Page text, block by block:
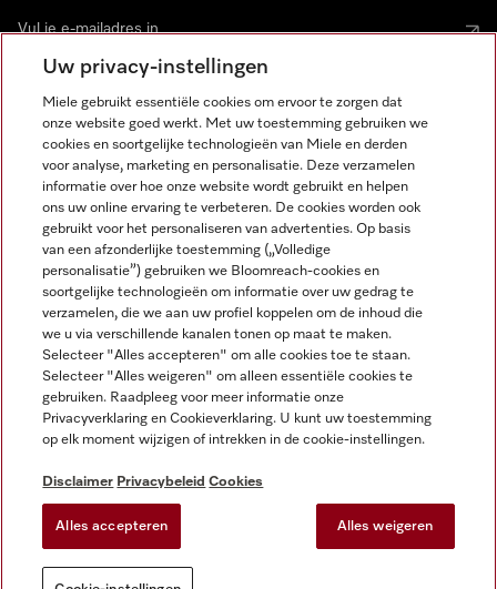
Disclaimer
Algemene voorwaarden en informatie
Privacybeleid
Gebruiksvoorwaarden
Toegankelijkheidsverklaring
Digital Services Act
Cookie-instellingen
Miele op Instagram
Miele op Facebook
Miele op Youtube
Uw privacy-instellingen
Miele gebruikt essentiële cookies om ervoor te zorgen dat
onze website goed werkt. Met uw toestemming gebruiken we
cookies en soortgelijke technologieën van Miele en derden
voor analyse, marketing en personalisatie. Deze verzamelen
informatie over hoe onze website wordt gebruikt en helpen
ons uw online ervaring te verbeteren. De cookies worden ook
gebruikt voor het personaliseren van advertenties. Op basis
van een afzonderlijke toestemming („Volledige
personalisatie”) gebruiken we Bloomreach-cookies en
soortgelijke technologieën om informatie over uw gedrag te
verzamelen, die we aan uw profiel koppelen om de inhoud die
we u via verschillende kanalen tonen op maat te maken.
Selecteer "Alles accepteren" om alle cookies toe te staan.
Selecteer "Alles weigeren" om alleen essentiële cookies te
gebruiken. Raadpleeg voor meer informatie onze
Privacyverklaring en Cookieverklaring. U kunt uw toestemming
op elk moment wijzigen of intrekken in de cookie-instellingen.
Disclaimer Privacybeleid Cookies
Alles accepteren Alles weigeren